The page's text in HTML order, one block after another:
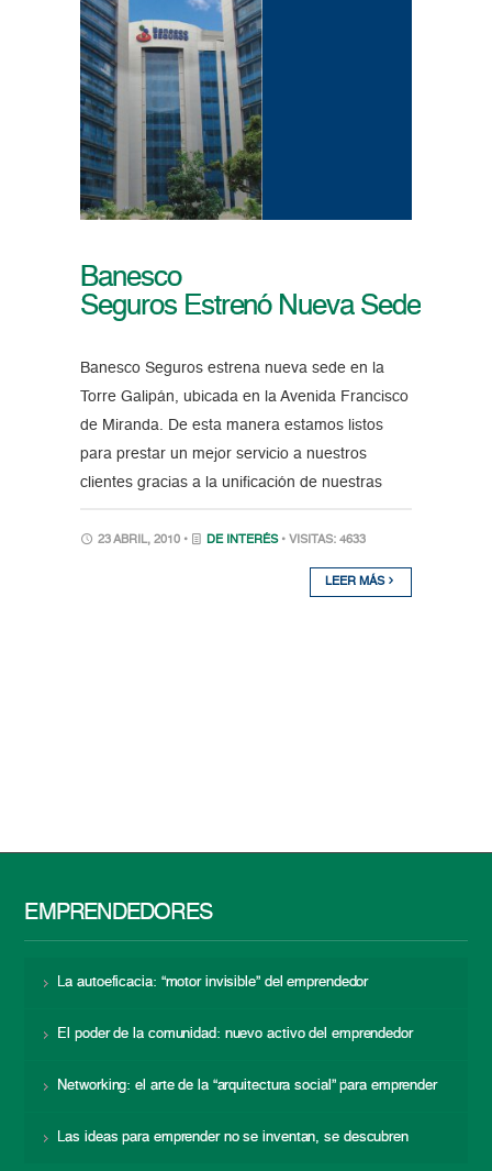
Banesco
Seguros Estrenó Nueva Sede
Banesco Seguros estrena nueva sede en la
Torre Galipán, ubicada en la Avenida Francisco
de Miranda. De esta manera estamos listos
para prestar un mejor servicio a nuestros
clientes gracias a la unificación de nuestras
23 ABRIL, 2010 • DE INTERÉS • VISITAS: 4633
LEER MÁS
EMPRENDEDORES
La autoeficacia: “motor invisible” del emprendedor
El poder de la comunidad: nuevo activo del emprendedor
Networking: el arte de la “arquitectura social” para emprender
Las ideas para emprender no se inventan, se descubren